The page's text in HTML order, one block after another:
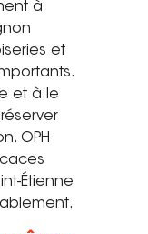
à
et
et à le
OPH
Étienne